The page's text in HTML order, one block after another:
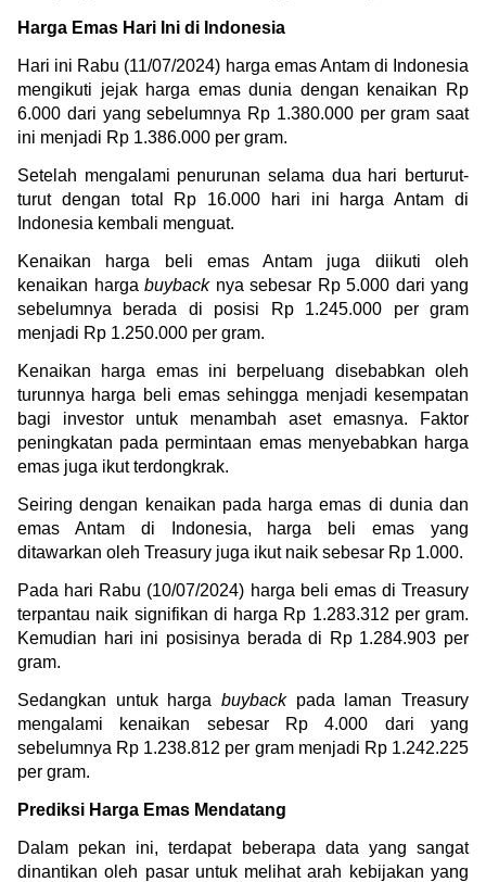
Harga Emas Hari Ini di Indonesia
Hari ini Rabu (11/07/2024) harga emas Antam di Indonesia
mengikuti jejak harga emas dunia dengan kenaikan Rp
6.000 dari yang sebelumnya Rp 1.380.000 per gram saat
ini menjadi Rp 1.386.000 per gram.
Setelah mengalami penurunan selama dua hari berturut-
turut dengan total Rp 16.000 hari ini harga Antam di
Indonesia kembali menguat.
Kenaikan harga beli emas Antam juga diikuti oleh
kenaikan harga buyback nya sebesar Rp 5.000 dari yang
sebelumnya berada di posisi Rp 1.245.000 per gram
menjadi Rp 1.250.000 per gram.
Kenaikan harga emas ini berpeluang disebabkan oleh
turunnya harga beli emas sehingga menjadi kesempatan
bagi investor untuk menambah aset emasnya. Faktor
peningkatan pada permintaan emas menyebabkan harga
emas juga ikut terdongkrak.
Seiring dengan kenaikan pada harga emas di dunia dan
emas Antam di Indonesia, harga beli emas yang
ditawarkan oleh Treasury juga ikut naik sebesar Rp 1.000.
Pada hari Rabu (10/07/2024) harga beli emas di Treasury
terpantau naik signifikan di harga Rp 1.283.312 per gram.
Kemudian hari ini posisinya berada di Rp 1.284.903 per
gram.
Sedangkan untuk harga buyback pada laman Treasury
mengalami kenaikan sebesar Rp 4.000 dari yang
sebelumnya Rp 1.238.812 per gram menjadi Rp 1.242.225
per gram.
Prediksi Harga Emas Mendatang
Dalam pekan ini, terdapat beberapa data yang sangat
dinantikan oleh pasar untuk melihat arah kebijakan yang